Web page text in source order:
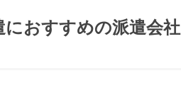
におすすめの派遣会社